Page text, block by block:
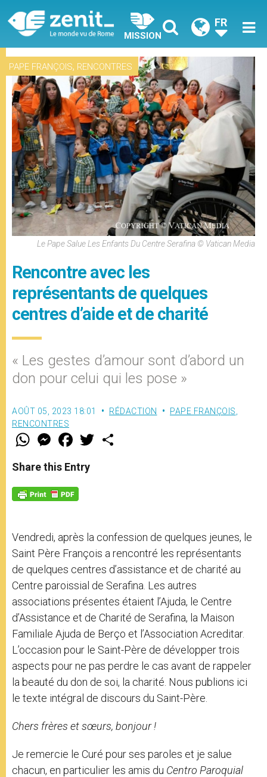
MISSION
FR
PAPE FRANÇOIS, RENCONTRES
Le Pape Salue Les Enfants Du Centre Serafina © Vatican Media
Rencontre avec les
représentants de quelques
centres d’aide et de charité
« Les gestes d’amour sont d’abord un
don pour celui qui les pose »
AOÛT 05, 2023 18:01 RÉDACTION PAPE FRANÇOIS
RENCONTRES
W
t
s
p
p
M
e
s
e
g
e
F
a
e
b
o
k
w
Share this Entry
Vendredi, après la confession de quelques jeunes, le
Saint Père François a rencontré les représentants
de quelques centres d’assistance et de charité au
Centre paroissial de Serafina. Les autres
associations présentes étaient l’Ajuda, le Centre
d’Assistance et de Charité de Serafina, la Maison
Familiale Ajuda de Berço et l’Association Acreditar.
L’occasion pour le Saint-Père de développer trois
aspects pour ne pas perdre le cas avant de rappeler
la beauté du don de soi, la charité. Nous publions ici
le texte intégral de discours du Saint-Père.
Chers frères et sœurs, bonjour !
Je remercie le Curé pour ses paroles et je salue
chacun, en particulier les amis du Centro Paroquial